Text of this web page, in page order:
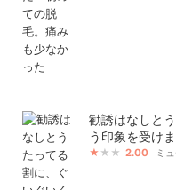
勧誘はなしと
う印象を受けま
2.00 ミ